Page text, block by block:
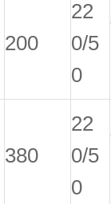
200
22
0/5
0
380
22
0/5
0